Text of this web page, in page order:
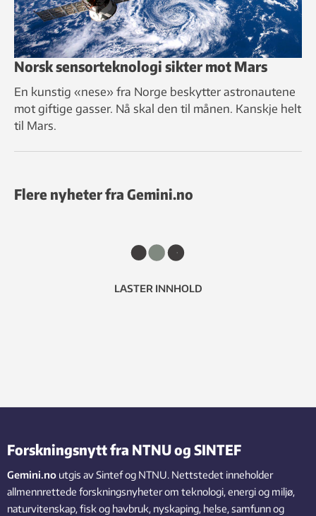
Norsk sensorteknologi sikter mot Mars
En kunstig «nese» fra Norge beskytter astronautene
mot giftige gasser. Nå skal den til månen. Kanskje helt
til Mars.
Flere nyheter fra Gemini.no
LASTER INNHOLD
Forskningsnytt fra NTNU og SINTEF
Gemini.no utgis av Sintef og NTNU. Nettstedet inneholder
allmennrettede forskningsnyheter om teknologi, energi og miljø,
naturvitenskap, fisk og havbruk, nyskaping, helse, samfunn og